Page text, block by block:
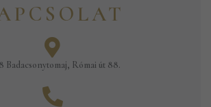
Badacsonytomaj, Római út 88.